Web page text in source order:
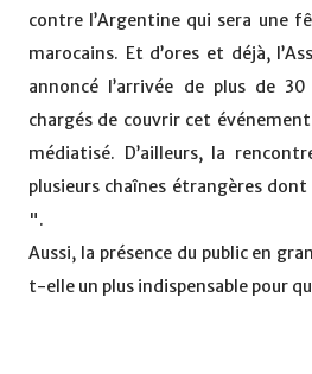
contre l’Argentine qui sera une
marocains. Et d’ores et déjà,
annoncé l’arrivée de plus de
chargés de couvrir cet
médiatisé. D’ailleurs, la
plusieurs chaînes étrangères
".
Aussi, la présence du public en
t-elle un plus indispensable pour